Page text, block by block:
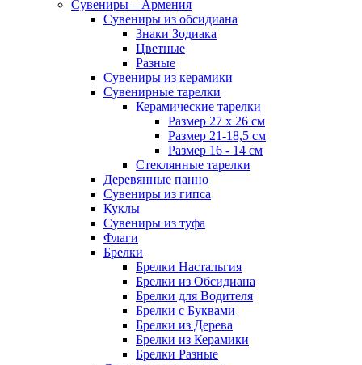
Сувениры – Армения
Сувениры из обсидиана
Знаки Зодиака
Цветные
Разные
Сувениры из керамики
Сувенирные тарелки
Керамические тарелки
Размер 27 х 26 см
Размер 21-18,5 см
Размер 16 - 14 см
Стеклянные тарелки
Деревянные панно
Сувениры из гипса
Куклы
Сувениры из туфа
Флаги
Брелки
Брелки Настальгия
Брелки из Обсидиана
Брелки для Водителя
Брелки с Буквами
Брелки из Дерева
Брелки из Керамики
Брелки Разные